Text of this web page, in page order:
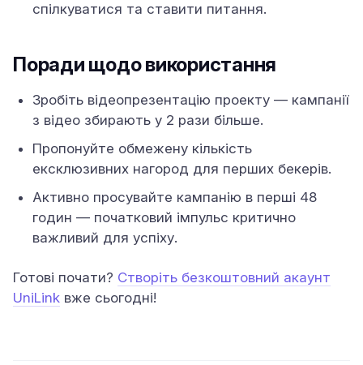
спілкуватися та ставити питання.
Поради щодо використання
Зробіть відеопрезентацію проекту — кампанії
з відео збирають у 2 рази більше.
Пропонуйте обмежену кількість
ексклюзивних нагород для перших бекерів.
Активно просувайте кампанію в перші 48
годин — початковий імпульс критично
важливий для успіху.
Готові почати? Створіть безкоштовний акаунт
UniLink вже сьогодні!